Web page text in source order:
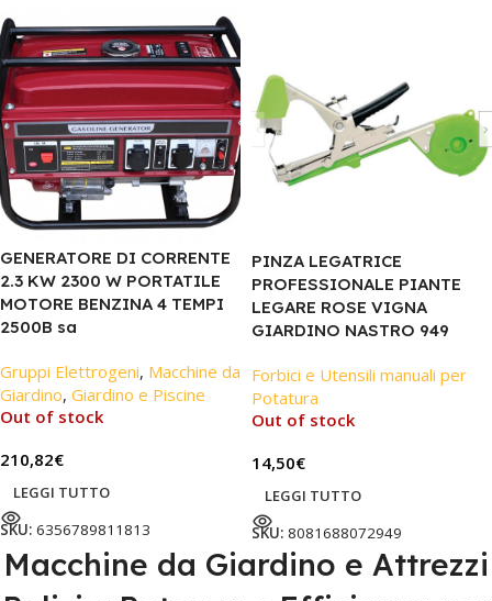
GENERATORE DI CORRENTE
2.3 KW 2300 W PORTATILE
MOTORE BENZINA 4 TEMPI
2500B sa
Gruppi Elettrogeni, Macchine da
Giardino, Giardino e Piscine
Out of stock
210,82€
LEGGI TUTTO
SKU: 6356789811813
PINZA LEGATRICE
PROFESSIONALE PIANTE
LEGARE ROSE VIGNA
GIARDINO NASTRO 949
Forbici e Utensili manuali per
Potatura
Out of stock
14,50€
LEGGI TUTTO
SKU: 8081688072949
Macchine da Giardino e Attrezzi